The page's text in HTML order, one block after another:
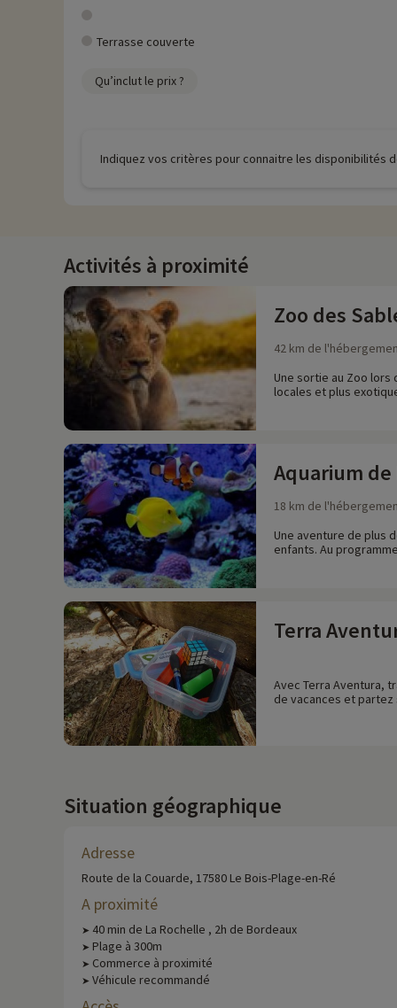
Terrasse couverte
Qu’inclut le prix ?
Indiquez vos critères pour connaitre les disponibilités
Activités à proximité
Zoo des
42 km de
Une sortie au Zoo
locales et plus
Aquarium de
18 km de
Une aventure de plus
enfants. Au
Terra
Avec Terra Aventura,
de vacances et
Situation géographique
Adresse
Route de la Couarde, 17580 Le Bois-Plage-en-Ré
A proximité
➤ 40 min de La Rochelle , 2h de Bordeaux
➤ Plage à 300m
➤ Commerce à proximité
➤ Véhicule recommandé